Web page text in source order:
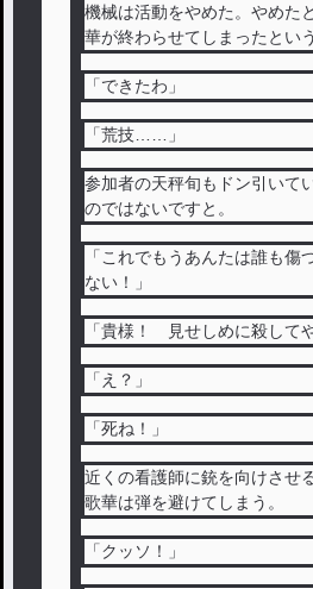
機械は活動をやめた。やめた
華が終わらせてしまったとい
「できたわ」
「荒技……」
参加者の天秤旬もドン引いて
のではないですと。
「これでもうあんたは誰も傷
ない！」
「貴様！ 見せしめに殺して
「え？」
「死ね！」
近くの看護師に銃を向けさせ
歌華は弾を避けてしまう。
「クッソ！」